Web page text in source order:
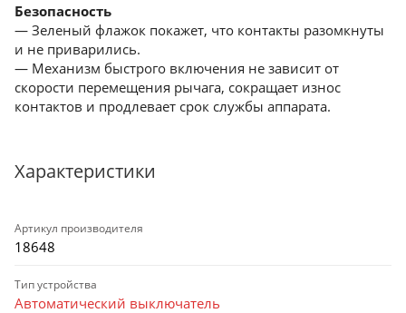
Безопасность
— Зеленый флажок покажет, что контакты разомкнуты
и не приварились.
— Механизм быстрого включения не зависит от
скорости перемещения рычага, сокращает износ
контактов и продлевает срок службы аппарата.
Характеристики
Артикул производителя
18648
Тип устройства
Автоматический выключатель